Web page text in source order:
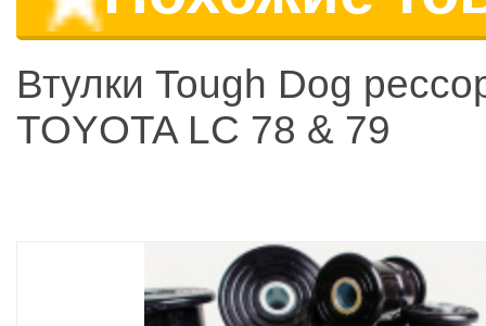
Втулки Tough Dog
TOYOTA LC 78 & 79